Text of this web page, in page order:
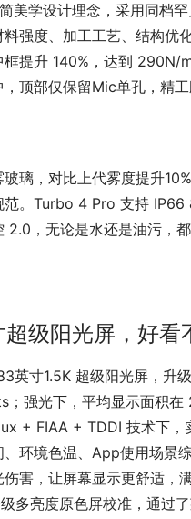
美学设计理念，采用同档
强度、加工工艺、结构
框提升 140%，达到
顶部仅保留Mic单孔，精
璃，对比上代雾度提升
范。Turbo 4 Pro 支持
2.0，无论是水还是油污，都
级阳光屏，好看
英寸1.5K 超级阳光屏，升
；强光下，平均显示面积
+ FIAA + TDDI 技术下
、环境色温、App使用场景
伤害，让屏幕显示更舒适
多亮度原色屏校准，通过